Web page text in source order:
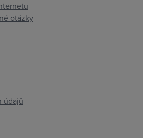
otázky
údajů